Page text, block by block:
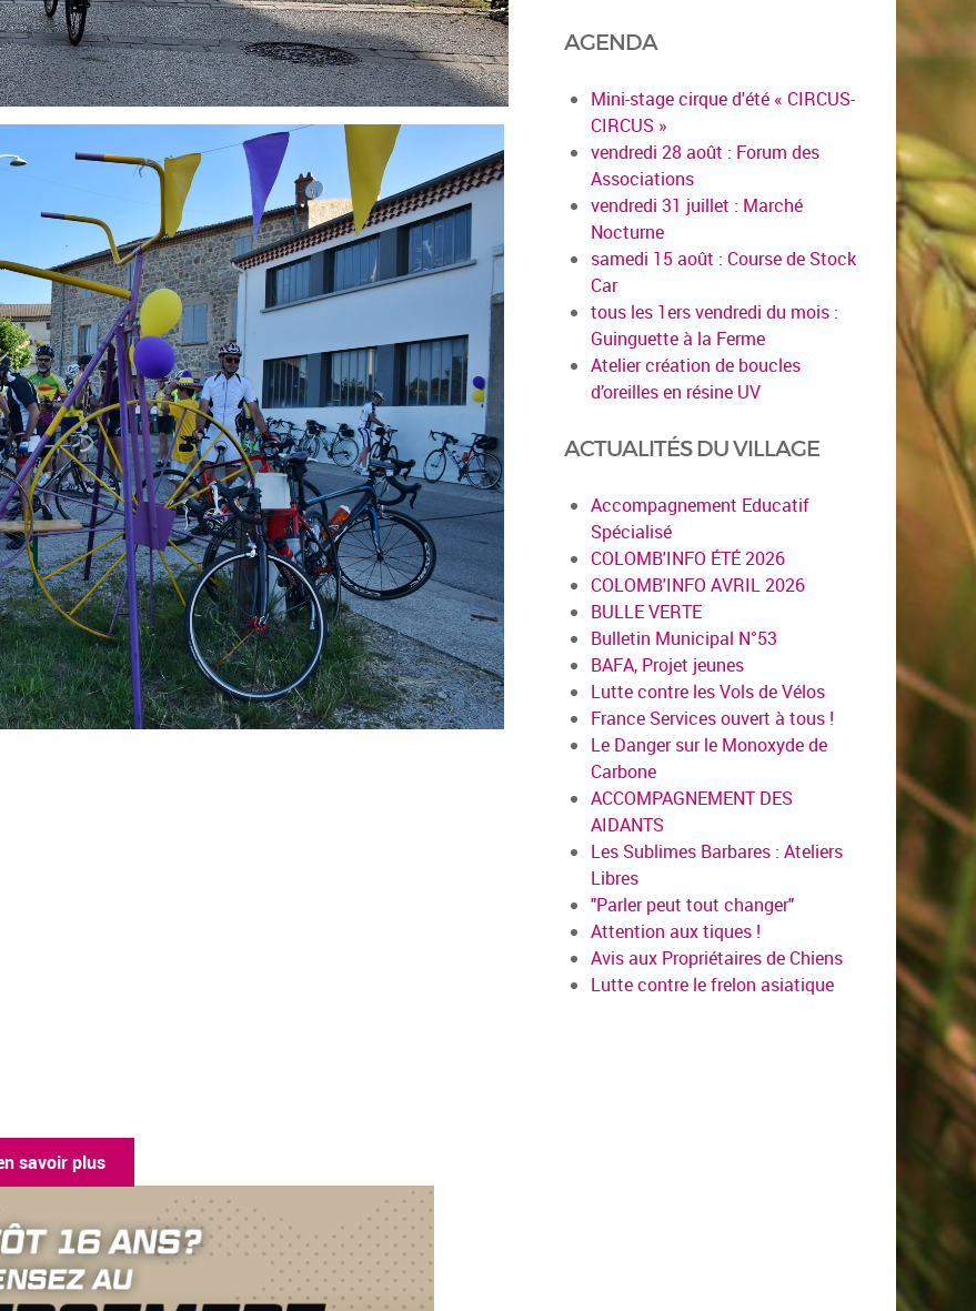
en savoir plus en
AGENDA
Mini-stage cirque d'été « CIRCUS-
CIRCUS »
vendredi 28 août : Forum des
Associations
vendredi 31 juillet : Marché
Nocturne
samedi 15 août : Course de Stock
Car
tous les 1ers vendredi du mois :
Guinguette à la Ferme
Atelier création de boucles
d’oreilles en résine UV
ACTUALITÉS DU VILLAGE
Accompagnement Educatif
Spécialisé
COLOMB'INFO ÉTÉ 2026
COLOMB'INFO AVRIL 2026
BULLE VERTE
Bulletin Municipal N°53
BAFA, Projet jeunes
Lutte contre les Vols de Vélos
France Services ouvert à tous !
Le Danger sur le Monoxyde de
Carbone
ACCOMPAGNEMENT DES
AIDANTS
Les Sublimes Barbares : Ateliers
Libres
"Parler peut tout changer"
Attention aux tiques !
Avis aux Propriétaires de Chiens
Lutte contre le frelon asiatique